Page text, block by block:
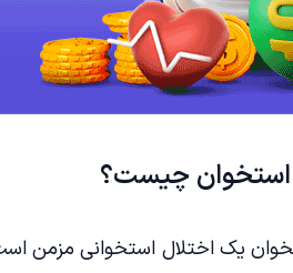
استخوان چیست؟
یک اختلال استخوانی